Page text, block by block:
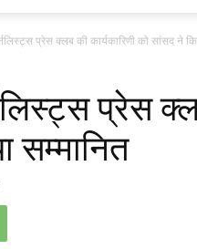
प्रेस क्लब की कार्यकारिणी को सांसद ने
प्रेस
सम्मानित